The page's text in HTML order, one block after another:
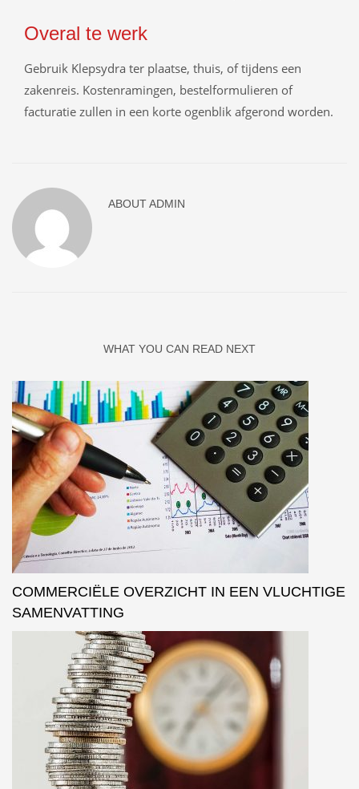
Overal te werk
Gebruik Klepsydra ter plaatse, thuis, of tijdens een
zakenreis. Kostenramingen, bestelformulieren of
facturatie zullen in een korte ogenblik afgerond worden.
ABOUTADMIN
WHAT YOU CAN READ NEXT
COMMERCIËLE OVERZICHT IN EEN VLUCHTIGE
SAMENVATTING